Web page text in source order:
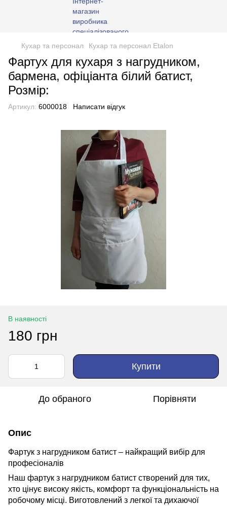
Кухар та персонал Кухар та персонал Etalon
Фартух для кухаря з нагрудником,
бармена, офіціанта білий батист,
Розмір:
Артикул: 6000018 Написати відгук
В наявності
180 грн
Купити
До обраного Порівняти
Опис
Фартук з нагрудником батист – найкращий вибір для
професіоналів
Наш фартук з нагрудником батист створений для тих,
хто цінує високу якість, комфорт та функціональність на
робочому місці. Виготовлений з легкої та дихаючої